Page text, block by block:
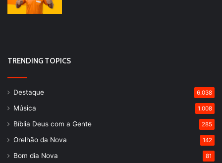
TRENDING TOPICS
Destaque 6.038
Música 1.008
Bíblia Deus com a Gente 285
Orelhão da Nova 142
Bom dia Nova 81